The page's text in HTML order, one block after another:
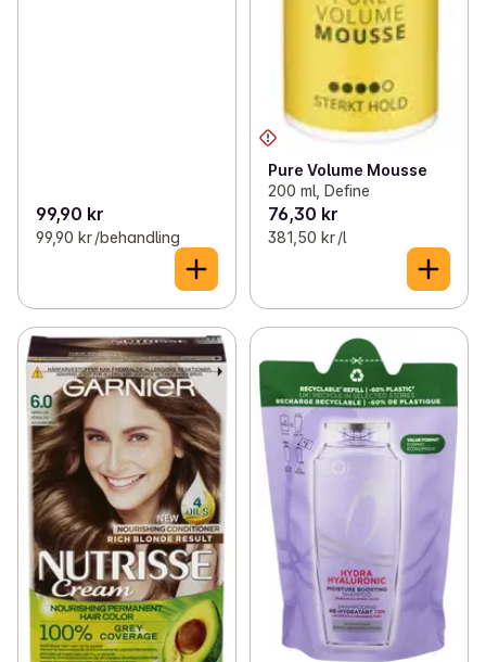
99,90 kr
99,90 kr /behandling
Pure Volume Mousse
200 ml, Define
76,30 kr
381,50 kr /l